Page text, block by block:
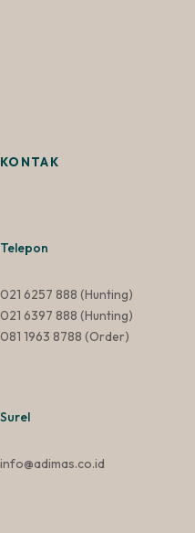
KONTAK
Telepon
021 6257 888 (Hunting)
021 6397 888 (Hunting)
081 1963 8788 (Order)
Surel
info@adimas.co.id